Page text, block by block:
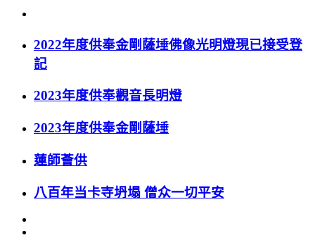
2022年度供奉金剛薩埵佛像光明燈現已接受登
記
2023年度供奉觀音長明燈
2023年度供奉金剛薩埵
蓮師薈供
八百年当卡寺坍塌 僧众一切平安